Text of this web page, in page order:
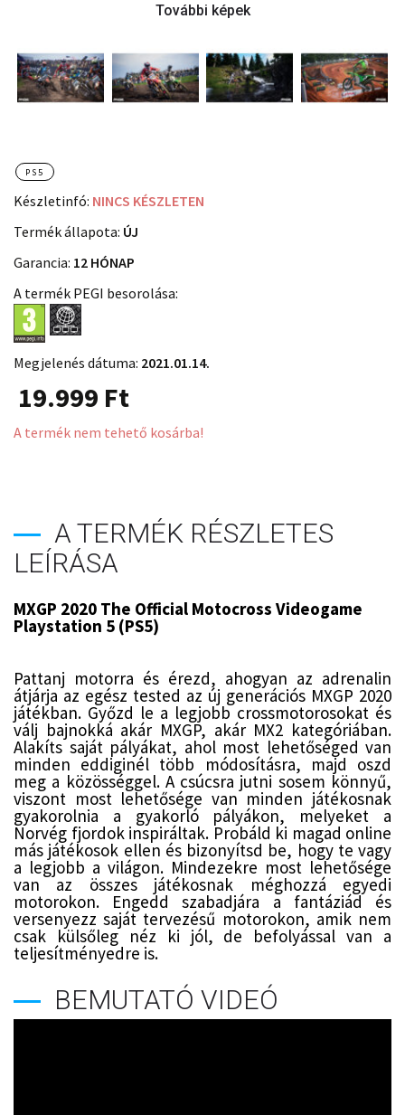
PS5
Készletinfó: NINCS KÉSZLETEN
Termék állapota: ÚJ
Garancia: 12 HÓNAP
A termék PEGI besorolása:
Megjelenés dátuma: 2021.01.14.
19.999 Ft
A termék nem tehető kosárba!
A TERMÉK RÉSZLETES
LEÍRÁSA
MXGP 2020 The Official Motocross Videogame
Playstation 5 (PS5)
Pattanj motorra és érezd, ahogyan az adrenalin
átjárja az egész tested az új generációs MXGP 2020
játékban. Győzd le a legjobb crossmotorosokat és
válj bajnokká akár MXGP, akár MX2 kategóriában.
Alakíts saját pályákat, ahol most lehetőséged van
minden eddiginél több módosításra, majd oszd
meg a közösséggel. A csúcsra jutni sosem könnyű,
viszont most lehetősége van minden játékosnak
gyakorolnia a gyakorló pályákon, melyeket a
Norvég fjordok inspiráltak. Probáld ki magad online
más játékosok ellen és bizonyítsd be, hogy te vagy
a legjobb a világon. Mindezekre most lehetősége
van az összes játékosnak méghozzá egyedi
motorokon. Engedd szabadjára a fantáziád és
versenyezz saját tervezésű motorokon, amik nem
csak külsőleg néz ki jól, de befolyással van a
teljesítményedre is.
BEMUTATÓ VIDEÓ